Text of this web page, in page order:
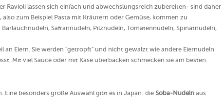
Ravioli lassen sich einfach und abwechslungsreich zubereiten- sind daher
, also zum Beispiel Pasta mit Kräutern oder Gemüse, kommen zu
Safrannudeln, Pilznudeln, Tomatennudeln, Spinatnudeln,
an Eiern. Sie werden "getropft" und nicht gewalzt wie andere Eiernudeln
Mit viel Sauce oder mit Käse überbacken schmecken sie am besten.
besonders große Auswahl gibt es in Japan: die Soba-Nudeln aus